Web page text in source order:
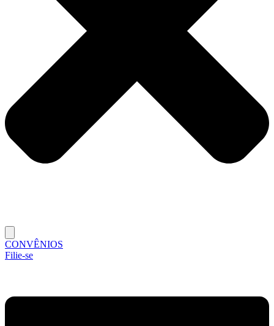
CONVÊNIOS
Filie-se